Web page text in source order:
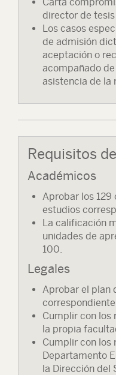
director de
Los casos
de admisión
aceptación o
acompañado
asistencia de la
Requisitos
Académicos
Aprobar los
estudios
La calificación
unidades de
100.
Legales
Aprobar el plan
Cumplir con los
la propia
Cumplir con los
Departamento
la Dirección del